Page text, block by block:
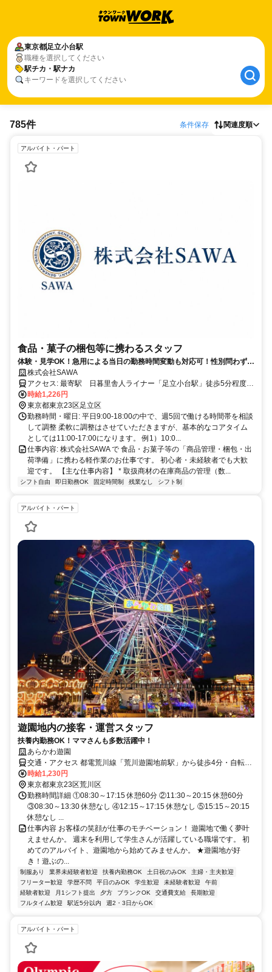
東京都足立小台駅
職種を選択してください
駅チカ・駅ナカ
キーワードを選択してください
785件 条件保存 関連度順
アルバイト・パート
食品・菓子の梱包等に携わるスタッフ
体験・見学OK！急用による当日の勤務時間変動も対応可！性別問わず、
男性・女性・フリーターさん・主婦・ママさん大歓迎
株式会社SAWA
アクセス: 最寄駅 日暮里舎人ライナー「足立小台駅」徒歩5分程度
自転車通勤も可能 給与: 時給1,226円（都道府県の条例により変動あ
り） スキルや経験に応じて、時給UPあり。
時給1,226円
東京都東京23区足立区
勤務時間・曜日: 平日9:00-18:00の中で、週5回で働ける時間帯を相談
して調整 柔軟に調整はさせていただきますが、基本的なコアタイム
としては11:00-17:00になります。 例1）10:0...
仕事内容: 株式会社SAWA で 食品・お菓子等の「商品管理・梱包・出
荷準備」に携わる軽作業のお仕事です。 初心者・未経験者でも大歓
迎です。 【主な仕事内容】 * 取扱商材の在庫商品の管理（数...
シフト自由 即日勤務OK 固定時間制 残業なし シフト制
アルバイト・パート
遊園地内の接客・運営スタッフ
扶養内勤務OK！ママさんも多数活躍中！
あらかわ遊園
交通・アクセス 都電荒川線「荒川遊園地前駅」から徒歩4分・自転車
通勤OK
時給1,230円
東京都東京23区荒川区
勤務時間詳細 ①08:30～17:15 休憩60分 ②11:30～20:15 休憩60分
③08:30～13:30 休憩なし ④12:15～17:15 休憩なし ⑤15:15～20:15
休憩なし ...
仕事内容 お客様の笑顔が仕事のモチベーション！ 遊園地で働く夢叶
えませんか。 週末を利用して学生さんが活躍している職場です。 初
めてのアルバイト、遊園地から始めてみませんか。 ★遊園地が好
き！遊ぶの...
制服あり 業界未経験者歓迎 扶養内勤務OK 土日祝のみOK
主婦・主夫歓迎
フリーター歓迎
学歴不問 平日のみOK 学生歓迎 未経験者歓迎
午前
経験者歓迎
月1シフト提出 夕方 ブランクOK 交通費支給
長期歓迎
フルタイム歓迎
駅近5分以内 週2・3日からOK
アルバイト・パート